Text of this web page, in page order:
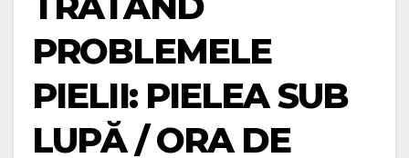
PROBLEMELE
PIELII: PIELEA SUB
LUPĂ / ORA DE